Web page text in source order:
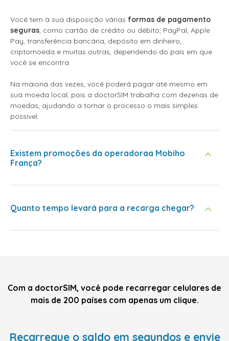
Você tem à sua disposição várias formas de pagamento
seguras, como cartão de crédito ou débito, PayPal, Apple
Pay, transferência bancária, depósito em dinheiro,
criptomoeda e muitas outras, dependendo do país em que
você se encontra.
Na maioria das vezes, você poderá pagar até mesmo em
sua moeda local, pois a doctorSIM trabalha com dezenas de
moedas, ajudando a tornar o processo o mais simples
possível.
Existem promoções da operadoraa Mobiho
França?
Quanto tempo levará para a recarga chegar?
Com a doctorSIM, você pode recarregar celulares de
mais de 200 países com apenas um clique.
Recarregue o saldo em segundos e envie